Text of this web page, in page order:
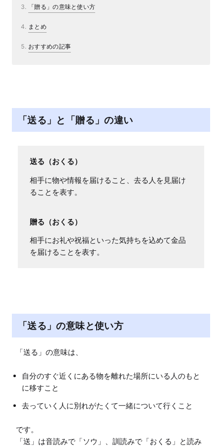
「贈る」の意味と使い方
まとめ
おすすめの記事
「送る」と「贈る」の違い
送る（おくる）
相手に物や情報を届けること、去る人を見届け
ることを表す。
贈る（おくる）
相手にお礼や祝福といった気持ちを込めて金品
を届けることを表す。
「送る」の意味と使い方
自分のすぐ近くにある物を離れた場所にいる人のもと
に移すこと
去っていく人に別れがたくて一緒について行くこと
です。
「送」は音読みで「ソウ」、訓読みで「おくる」と読み